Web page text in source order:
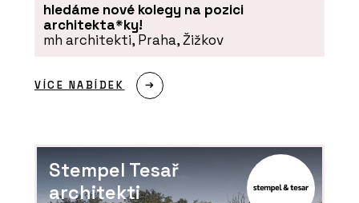
hledáme nové kolegy na pozici
architekta*ky!
mh architekti, Praha, Žižkov
VÍCE NABÍDEK
Stempel Tesař
architekti